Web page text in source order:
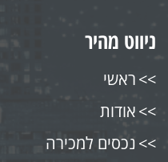
ניווט מהיר
ראשי
אודות
נכסים למכירה